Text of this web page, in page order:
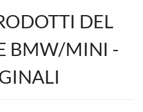
DEL
BMW/MINI -